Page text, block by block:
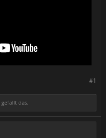
#1
gefällt das.